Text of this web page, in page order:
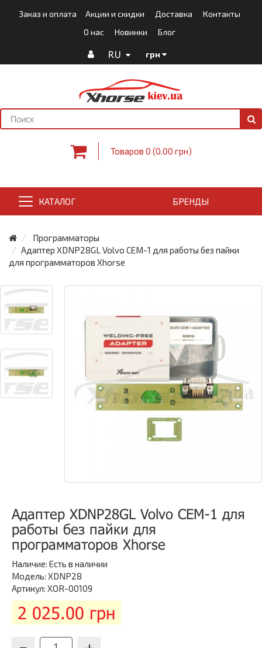
Заказ и оплата Акции и скидки Доставка
Контакты
О нас
Новинки Блог
RU грн
Товаров 0 (0.00 грн)
КАТАЛОГ БРЕНДЫ
Программаторы
Адаптер XDNP28GL Volvo CEM-1 для работы без пайки
для программаторов Xhorse
Адаптер XDNP28GL Volvo CEM-1 для
работы без пайки для
программаторов Xhorse
Наличие: Есть в наличии
Модель: XDNP28
Артикул: XOR-00109
2 025.00 грн